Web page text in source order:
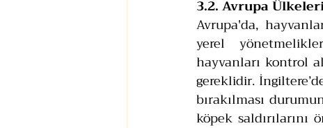
3.2. Avrupa
Avrupa'da,
yerel
hayvanları kontrol
gereklidir.
bırakılması
köpek